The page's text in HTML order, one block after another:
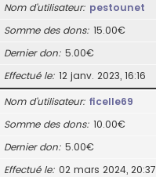
Nom d’utilisateur pestounet
Somme des dons 15.00€
Dernier don 5.00€
Effectué le 12 janv. 2023, 16:16
Nom d’utilisateur ficelle69
Somme des dons 10.00€
Dernier don 5.00€
Effectué le 02 mars 2024, 20:37